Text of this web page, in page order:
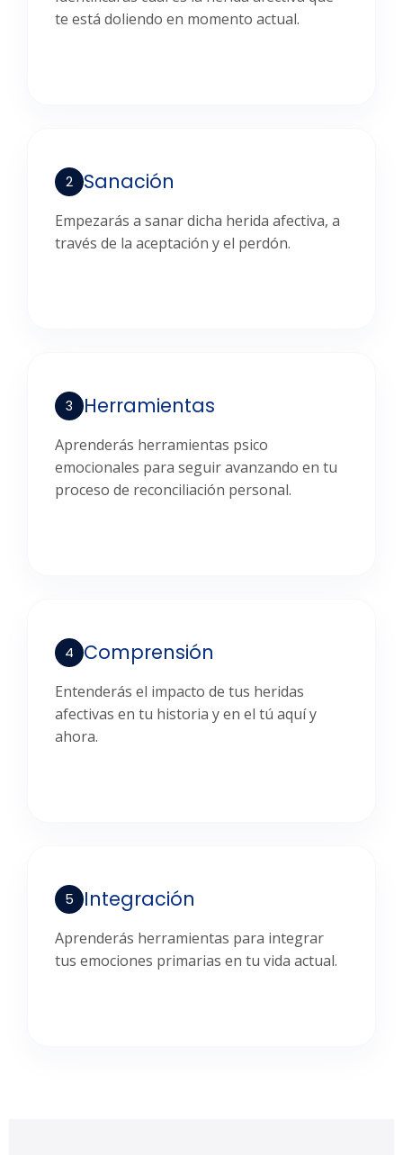
te está doliendo en momento actual.
2 Sanación
Empezarás a sanar dicha herida afectiva, a
través de la aceptación y el perdón.
3 Herramientas
Aprenderás herramientas psico
emocionales para seguir avanzando en tu
proceso de reconciliación personal.
4 Comprensión
Entenderás el impacto de tus heridas
afectivas en tu historia y en el tú aquí y
ahora.
5 Integración
Aprenderás herramientas para integrar
tus emociones primarias en tu vida actual.